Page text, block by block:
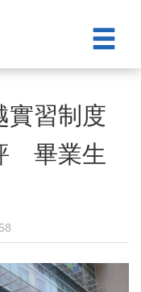
實習制度
畢業生